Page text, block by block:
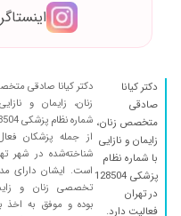
سوالات دقیق و
دکتر بسیار
دوستان پیشنهاد
برای درمان زگیل
بودم خدا
من را حل کردن
دکتر خیلی خوبی
افغان هستم بسیار
دکتر کیانا
صادقی
متخصص زنان،
زایمان و نازایی
با شماره نظام
پزشکی 128504
در تهران
فعالیت دارد.
دکتر کیانا صادقی
زنان، زایمان و
شماره نظام
از جمله پزشکان
شناخته‌شده در شهر
است. ایشان دارای
تخصصی زنان و
بوده و موفق به اخذ